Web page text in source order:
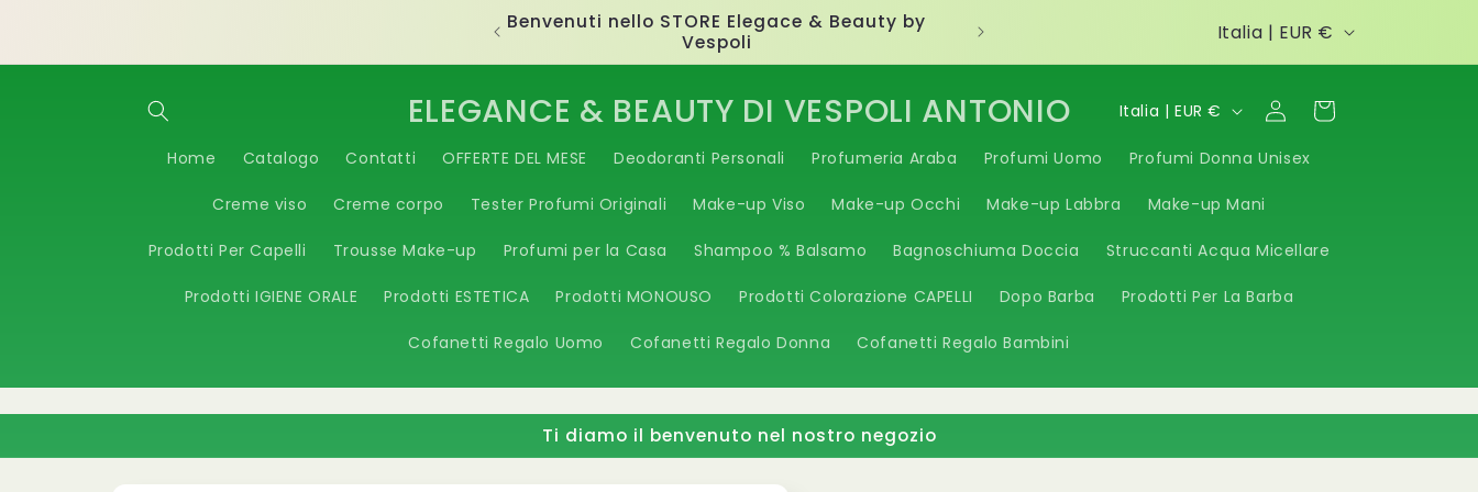
Ti diamo il benvenuto nel nostro negozio
P
a
e
s
/
A
r
g
e
Italia | EUR €
ELEGANCE & BEAUTY DI VESPOLI ANTONIO
Home Catalogo Contatti OFFERTE DEL MESE Deodoranti Personali Profumeria Araba Profumi Uomo Profumi Donna Unisex
Creme viso Creme corpo Tester Profumi Originali Make-up Viso Make-up Occhi Make-up Labbra Make-up Mani
Prodotti Per Capelli Trousse Make-up Profumi per la Casa Shampoo % Balsamo Bagnoschiuma Doccia Struccanti Acqua Micellare
Prodotti IGIENE ORALE Prodotti ESTETICA Prodotti MONOUSO Prodotti Colorazione CAPELLI Dopo Barba Prodotti Per La Barba
Cofanetti Regalo Uomo Cofanetti Regalo Donna Cofanetti Regalo Bambini
P
s
e
/
r
e
a
Italia | EUR € Accedi Carrello
Ti diamo il benvenuto nel nostro negozio
Passa alle